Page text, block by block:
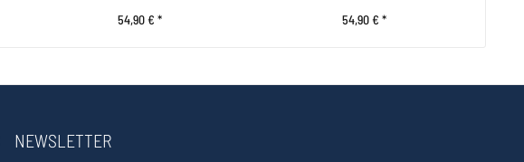
54,90 € * 54,90 € *
NEWSLETTER